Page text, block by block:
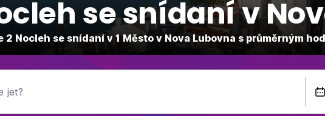
se snídaní v
2 Nocleh se snídaní v 1 Město v Nova Lubovna s průměrným
jet?